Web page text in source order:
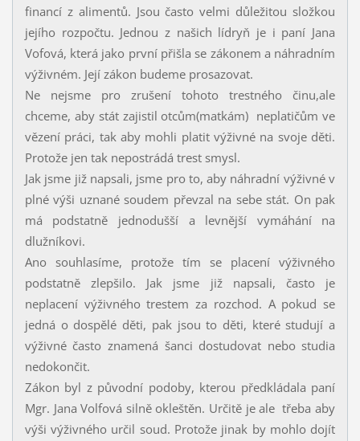
financí z alimentů. Jsou často velmi důležitou složkou
jejího rozpočtu. Jednou z našich lídryň je i paní Jana
Vofová, která jako první přišla se zákonem a náhradním
výživném. Její zákon budeme prosazovat.
Ne nejsme pro zrušení tohoto trestného činu,ale
chceme, aby stát zajistil otcům(matkám) neplatičům ve
vězení práci, tak aby mohli platit výživné na svoje děti.
Protože jen tak nepostrádá trest smysl.
Jak jsme již napsali, jsme pro to, aby náhradní výživné v
plné výši uznané soudem převzal na sebe stát. On pak
má podstatně jednodušší a levnější vymáhání na
dlužníkovi.
Ano souhlasíme, protože tím se placení výživného
podstatně zlepšilo. Jak jsme již napsali, často je
neplacení výživného trestem za rozchod. A pokud se
jedná o dospělé děti, pak jsou to děti, které studují a
výživné často znamená šanci dostudovat nebo studia
nedokončit.
Zákon byl z původní podoby, kterou předkládala paní
Mgr. Jana Volfová silně okleštěn. Určitě je ale třeba aby
výši výživného určil soud. Protože jinak by mohlo dojít